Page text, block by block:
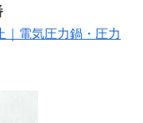
電気圧力鍋・圧力